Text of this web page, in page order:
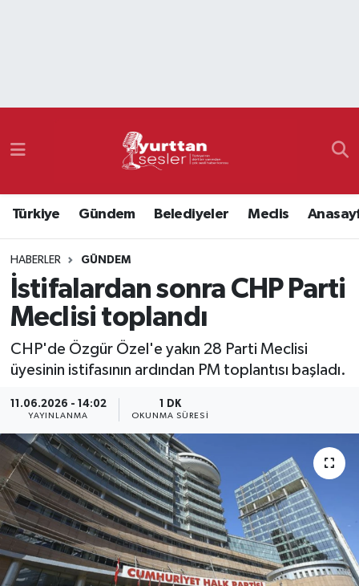
Türkiye Gündem Belediyeler Meclis
HABERLER GÜNDEM
İstifalardan sonra CHP Parti
Meclisi toplandı
CHP'de Özgür Özel'e yakın 28 Parti Meclisi
üyesinin istifasının ardından PM toplantısı başladı.
11.06.2026 - 14:02
YAYINLANMA
1 DK
OKUNMA SÜRESI
Namaz Vakitleri
Süper Lig Puan Durumu ve Fikstür
Tüm Manşetler
Son Dakika Haberleri
Haber Arşivi